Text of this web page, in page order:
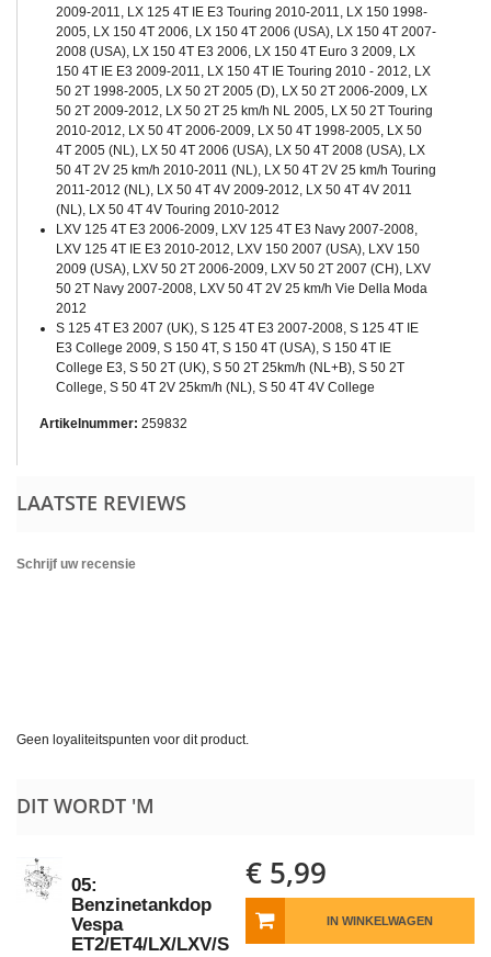
2009-2011, LX 125 4T IE E3 Touring 2010-2011, LX 150 1998-
2005, LX 150 4T 2006, LX 150 4T 2006 (USA), LX 150 4T 2007-
2008 (USA), LX 150 4T E3 2006, LX 150 4T Euro 3 2009, LX
150 4T IE E3 2009-2011, LX 150 4T IE Touring 2010 - 2012, LX
50 2T 1998-2005, LX 50 2T 2005 (D), LX 50 2T 2006-2009, LX
50 2T 2009-2012, LX 50 2T 25 km/h NL 2005, LX 50 2T Touring
2010-2012, LX 50 4T 2006-2009, LX 50 4T 1998-2005, LX 50
4T 2005 (NL), LX 50 4T 2006 (USA), LX 50 4T 2008 (USA), LX
50 4T 2V 25 km/h 2010-2011 (NL), LX 50 4T 2V 25 km/h Touring
2011-2012 (NL), LX 50 4T 4V 2009-2012, LX 50 4T 4V 2011
(NL), LX 50 4T 4V Touring 2010-2012
LXV 125 4T E3 2006-2009, LXV 125 4T E3 Navy 2007-2008,
LXV 125 4T IE E3 2010-2012, LXV 150 2007 (USA), LXV 150
2009 (USA), LXV 50 2T 2006-2009, LXV 50 2T 2007 (CH), LXV
50 2T Navy 2007-2008, LXV 50 4T 2V 25 km/h Vie Della Moda
2012
S 125 4T E3 2007 (UK), S 125 4T E3 2007-2008, S 125 4T IE
E3 College 2009, S 150 4T, S 150 4T (USA), S 150 4T IE
College E3, S 50 2T (UK), S 50 2T 25km/h (NL+B), S 50 2T
College, S 50 4T 2V 25km/h (NL), S 50 4T 4V College
Artikelnummer: 259832
LAATSTE REVIEWS
Schrijf uw recensie
Geen loyaliteitspunten voor dit product.
DIT WORDT 'M
05:
Benzinetankdop
Vespa
ET2/ET4/LX/LXV/S
€ 5,99
IN WINKELWAGEN